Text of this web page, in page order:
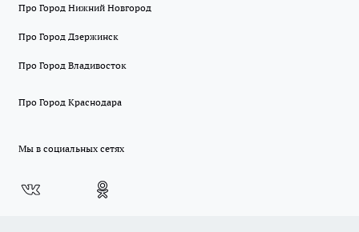
Про Город Нижний Новгород
Про Город Дзержинск
Про Город Владивосток
Про Город Краснодара
Мы в социальных сетях